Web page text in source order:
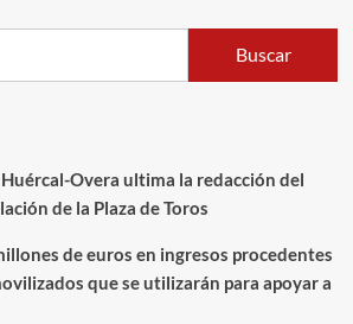
Buscar
Overa ultima la redacción del
de la Plaza de Toros
de euros en ingresos procedentes
que se utilizarán para apoyar a